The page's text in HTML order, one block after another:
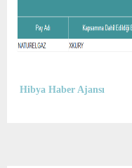
Hibya Haber Ajansı